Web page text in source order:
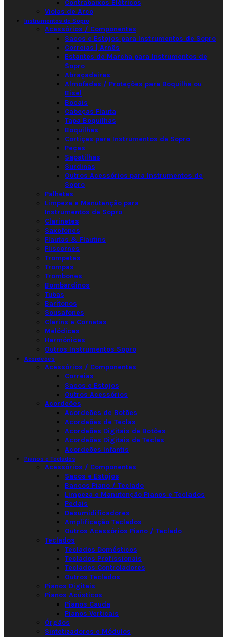
Contrabaixos Elétricos
Violas de Arco
Instrumentos de Sopro
Acessórios / Componentes
Sacos e Estojos para Instrumentos de Sopro
Correias | Arnês
Estantes de Marcha para Instrumentos de
Sopro
Abraçadeiras
Almofadas / Proteções para Boquilha ou
Bisel
Bocais
Cabeças Flauta
Tapa Boquilhas
Boquilhas
Cortiças para Instrumentos de Sopro
Peças
Sapatilhas
Surdinas
Outros Acessórios para Instrumentos de
Sopro
Palhetas
Limpeza e Manutenção para
Instrumentos de Sopro
Clarinetes
Saxofones
Flautas & Flautins
Fliscornes
Trompetes
Trompas
Trombones
Bombardinos
Tubas
Barítonos
Sousafones
Clarins e Cornetas
Melódicas
Harmónicas
Outros Instrumentos Sopro
Acordeões
Acessórios / Componentes
Correias
Sacos e Estojos
Outros Acessórios
Acordeões
Acordeões de Botões
Acordeões de Teclas
Acordeões Digitais de Botões
Acordeões Digitais de Teclas
Acordeões Infantis
Pianos e Teclados
Acessórios / Componentes
Sacos e Estojos
Bancos Piano / Teclado
Limpeza e Manutenção Pianos e Teclados
Pedais
Desumidificadores
Amplificação Teclados
Outros Acessórios Piano / Teclado
Teclados
Teclados Domésticos
Teclados Profissionais
Teclados Controladores
Outros Teclados
Pianos Digitais
Pianos Acústicos
Pianos Cauda
Pianos Verticais
Órgãos
Sintetizadores e Módulos